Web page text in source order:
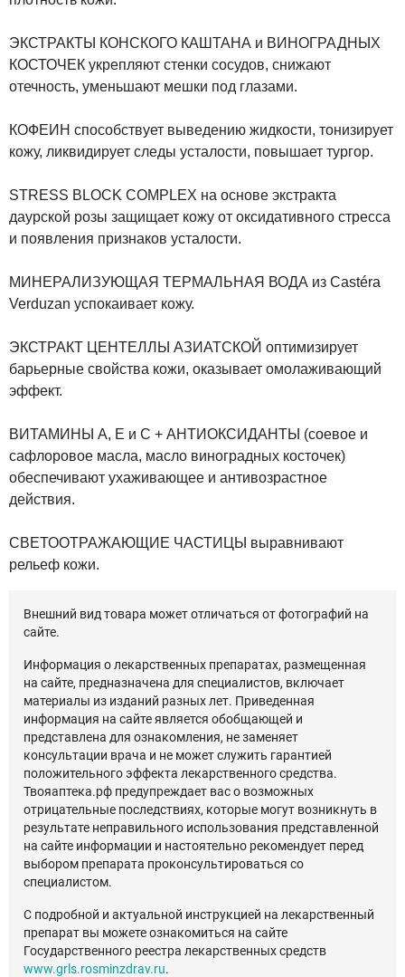
ЭКСТРАКТЫ КОНСКОГО КАШТАНА и ВИНОГРАДНЫХ
КОСТОЧЕК укрепляют стенки сосудов, снижают
отечность, уменьшают мешки под глазами.
КОФЕИН способствует выведению жидкости, тонизирует
кожу, ликвидирует следы усталости, повышает тургор.
STRESS BLOCK COMPLEX на основе экстракта
даурской розы защищает кожу от оксидативного стресса
и появления признаков усталости.
МИНЕРАЛИЗУЮЩАЯ ТЕРМАЛЬНАЯ ВОДА из Castéra
Verduzan успокаивает кожу.
ЭКСТРАКТ ЦЕНТЕЛЛЫ АЗИАТСКОЙ оптимизирует
барьерные свойства кожи, оказывает омолаживающий
эффект.
ВИТАМИНЫ A, E и C + АНТИОКСИДАНТЫ (соевое и
сафлоровое масла, масло виноградных косточек)
обеспечивают ухаживающее и антивозрастное
действия.
СВЕТООТРАЖАЮЩИЕ ЧАСТИЦЫ выравнивают
рельеф кожи.
Внешний вид товара может отличаться от фотографий на
сайте.
Информация о лекарственных препаратах, размещенная
на сайте, предназначена для специалистов, включает
материалы из изданий разных лет. Приведенная
информация на сайте является обобщающей и
представлена для ознакомления, не заменяет
консультации врача и не может служить гарантией
положительного эффекта лекарственного средства.
Твояаптека.рф предупреждает вас о возможных
отрицательные последствиях, которые могут возникнуть в
результате неправильного использования представленной
на сайте информации и настоятельно рекомендует перед
выбором препарата проконсультироваться со
специалистом.
С подробной и актуальной инструкцией на лекарственный
препарат вы можете ознакомиться на сайте
Государственного реестра лекарственных средств
www.grls.rosminzdrav.ru.